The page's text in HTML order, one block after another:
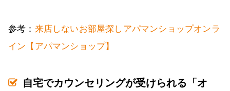
参考： 来店しないお部屋探しアパマンショップオンラ
イン【アパマンショップ】
自宅でカウンセリングが受けられる「オ